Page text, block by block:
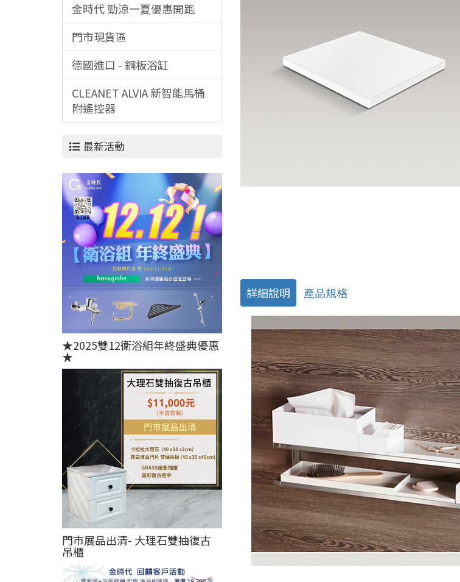
金時代 勁涼一夏優惠開跑
門市現貨區
德國進口 - 鋼板浴缸
CLEANET ALVIA 新智能馬桶
附遙控器
最新活動
★2025雙12衛浴組年終盛典優惠
★
門市展品出清- 大理石雙抽復古
吊櫃
詳細說明 產品規格